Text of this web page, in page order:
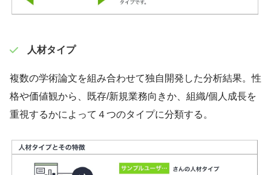
人材タイプ
複数の学術論文を組み合わせて独自開発した分析結果。性
格や価値観から、既存/新規業務向きか、組織/個人成長を
重視するかによって４つのタイプに分類する。